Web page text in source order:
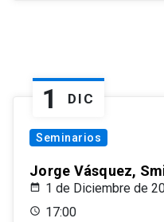
1 DIC
Seminarios
Jorge Vásquez,
1 de Diciembre de
17:00